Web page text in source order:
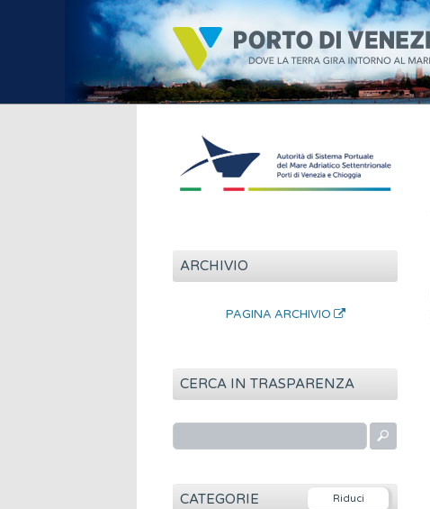
ARCHIVIO
PAGINA ARCHIVIO
CERCA IN TRASPARENZA
CATEGORIE